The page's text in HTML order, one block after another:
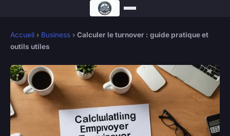
Accueil › Business › Calculer le turnover : guide pratique et
outils utiles